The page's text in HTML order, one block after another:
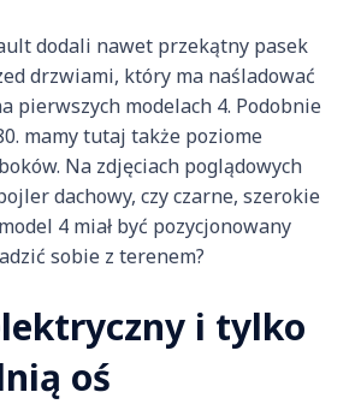
dodali nawet przekątny pasek
drzwiami, który ma naśladować
pierwszych modelach 4. Podobnie
mamy tutaj także poziome
Na zdjęciach poglądowych
dachowy, czy czarne, szerokie
4 miał być pozycjonowany
sobie z terenem?
i tylko
oś